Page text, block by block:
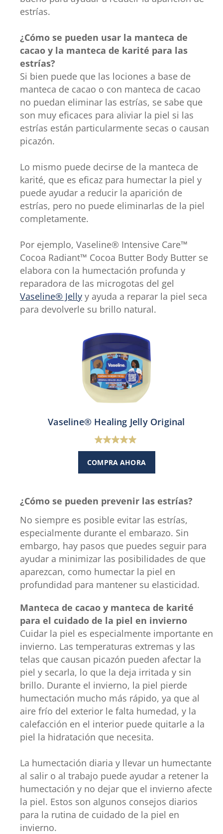
estrías.
¿Cómo se pueden usar la manteca de
cacao y la manteca de karité para las
estrías?
Si bien puede que las lociones a base de
manteca de cacao o con manteca de cacao
no puedan eliminar las estrías, se sabe que
son muy eficaces para aliviar la piel si las
estrías están particularmente secas o causan
picazón.
Lo mismo puede decirse de la manteca de
karité, que es eficaz para humectar la piel y
puede ayudar a reducir la aparición de
estrías, pero no puede eliminarlas de la piel
completamente.
Por ejemplo, Vaseline® Intensive Care™
Cocoa Radiant™ Cocoa Butter Body Butter se
elabora con la humectación profunda y
reparadora de las microgotas del gel
Vaseline® Jelly y ayuda a reparar la piel seca
para devolverle su brillo natural.
Vaseline® Healing Jelly Original
5.0
reseña
COMPRA AHORA
¿Cómo se pueden prevenir las estrías?
No siempre es posible evitar las estrías,
especialmente durante el embarazo. Sin
embargo, hay pasos que puedes seguir para
ayudar a minimizar las posibilidades de que
aparezcan, como humectar la piel en
profundidad para mantener su elasticidad.
Manteca de cacao y manteca de karité
para el cuidado de la piel en invierno
Cuidar la piel es especialmente importante en
invierno. Las temperaturas extremas y las
telas que causan picazón pueden afectar la
piel y secarla, lo que la deja irritada y sin
brillo. Durante el invierno, la piel pierde
humectación mucho más rápido, ya que al
aire frío del exterior le falta humedad, y la
calefacción en el interior puede quitarle a la
piel la hidratación que necesita.
La humectación diaria y llevar un humectante
al salir o al trabajo puede ayudar a retener la
humectación y no dejar que el invierno afecte
la piel. Estos son algunos consejos diarios
para la rutina de cuidado de la piel en
invierno.